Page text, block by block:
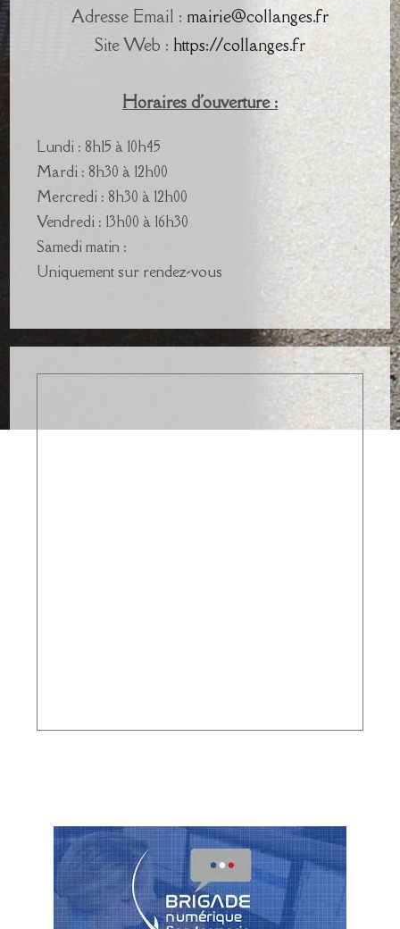
Adresse Email : mairie@collanges.fr
Site Web : https://collanges.fr
Horaires d'ouverture :
Lundi : 8h15 à 10h45
Mardi : 8h30 à 12h00
Mercredi : 8h30 à 12h00
Vendredi : 13h00 à 16h30
Samedi matin :
Uniquement sur rendez-vous